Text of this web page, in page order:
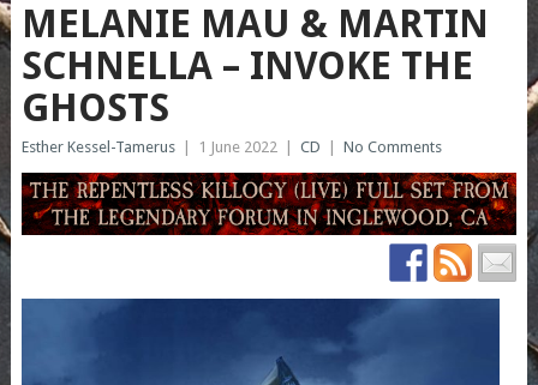
MELANIE MAU & MARTIN
SCHNELLA – INVOKE THE
GHOSTS
Esther Kessel-Tamerus 1 June 2022 CD No Comments